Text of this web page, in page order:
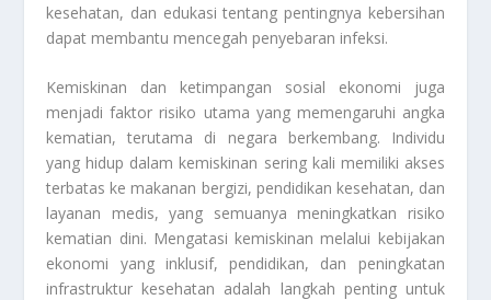
kesehatan, dan edukasi tentang pentingnya kebersihan
dapat membantu mencegah penyebaran infeksi.
Kemiskinan dan ketimpangan sosial ekonomi juga
menjadi faktor risiko utama yang memengaruhi angka
kematian, terutama di negara berkembang. Individu
yang hidup dalam kemiskinan sering kali memiliki akses
terbatas ke makanan bergizi, pendidikan kesehatan, dan
layanan medis, yang semuanya meningkatkan risiko
kematian dini. Mengatasi kemiskinan melalui kebijakan
ekonomi yang inklusif, pendidikan, dan peningkatan
infrastruktur kesehatan adalah langkah penting untuk